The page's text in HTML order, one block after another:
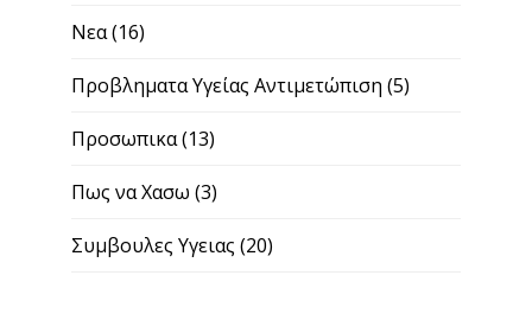
Νεα(16)
Προβληματα Υγείας Αντιμετώπιση (5)
Προσωπικα(13)
Πως να Χασω (3)
Συμβουλες Υγειας (20)